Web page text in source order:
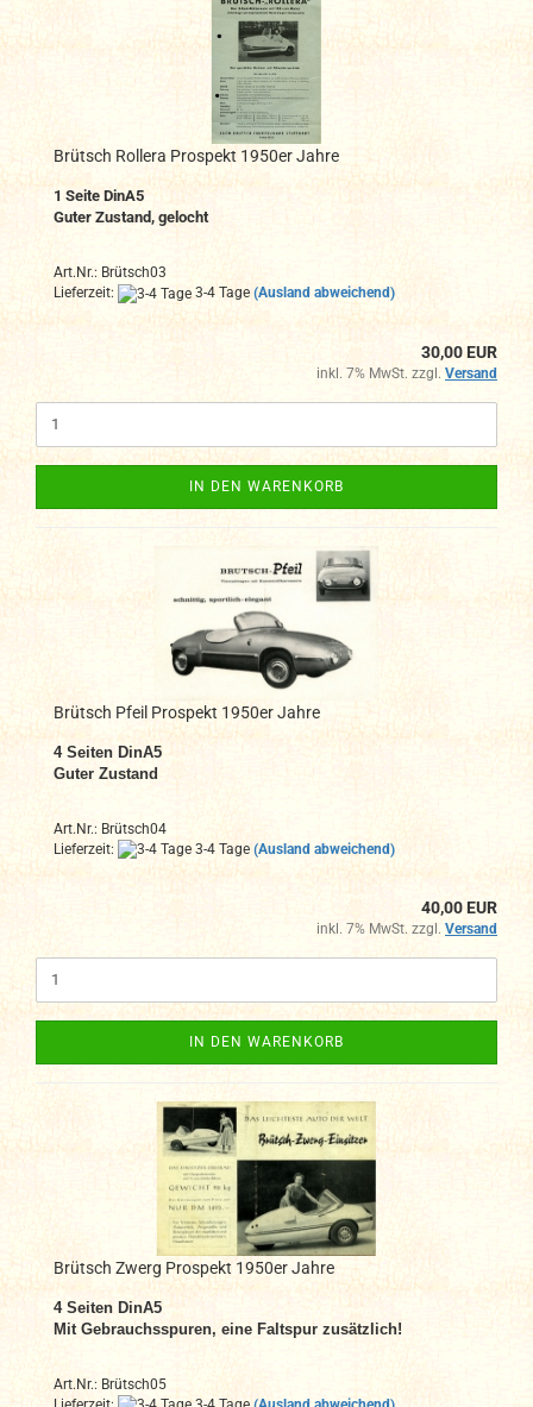
Brütsch Rollera Prospekt 1950er Jahre
1 Seite DinA5
Guter Zustand, gelocht
Art.Nr.: Brütsch03
Lieferzeit:
3-4 Tage (Ausland abweichend)
30,00 EUR
inkl. 7% MwSt. zzgl. Versand
IN DEN WARENKORB
Brütsch Pfeil Prospekt 1950er Jahre
4 Seiten DinA5
Guter Zustand
Art.Nr.: Brütsch04
Lieferzeit:
3-4 Tage (Ausland abweichend)
40,00 EUR
inkl. 7% MwSt. zzgl. Versand
IN DEN WARENKORB
Brütsch Zwerg Prospekt 1950er Jahre
4 Seiten DinA5
Mit Gebrauchsspuren, eine Faltspur zusätzlich!
Art.Nr.: Brütsch05